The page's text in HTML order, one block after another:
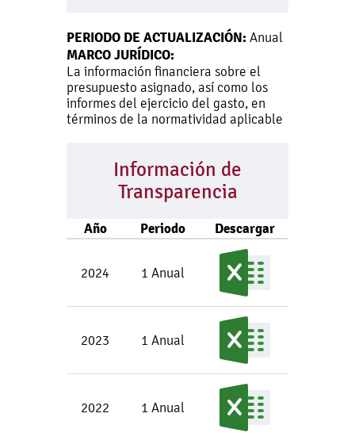
PERIODO DE ACTUALIZACIÓN: Anual
MARCO JURÍDICO:
La información financiera sobre el
presupuesto asignado, así como los
informes del ejercicio del gasto, en
términos de la normatividad aplicable
Información de
Transparencia
Año Periodo Descargar
2024 1 Anual
2023 1 Anual
2022 1 Anual